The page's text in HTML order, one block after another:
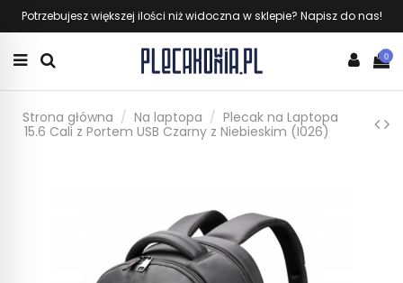
Potrzebujesz większej ilości niż widoczna w sklepie? Napisz do nas!
0
Strona główna Na laptopa
Plecak na Laptopa
15.6 Cali z Portem USB Czarny z Niebieskim (I026)